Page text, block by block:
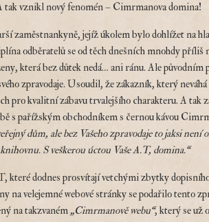
tak vznikl nový fenomén – Cimrmanova domina!
zaměstnankyně, jejíž úkolem bylo dohlížet na
odběratelů se od těch dnešních mnohdy
která bez důtek nedá… ani ránu. Ale
zpravodaje. Usoudil, že zákazník, který
pro kvalitní zábavu trvalejšího charakteru. A tak
s pařížským obchodníkem s černou kávou
dům, ale bez Vašeho zpravodaje to jaksi
S veškerou úctou Vaše A.T, domina.“
které dodnes prosvítají vetchými zbytky
velejemné webové stránky se podařilo tento
na takzvaném „Cimrmanově webu“, který se už